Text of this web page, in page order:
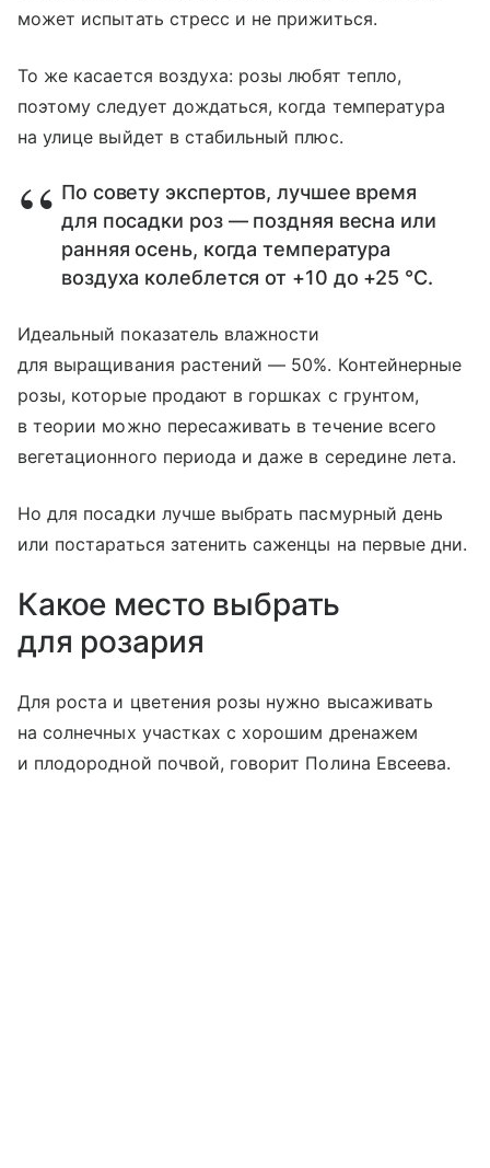
может испытать стресс и не прижиться.
То же касается воздуха: розы любят тепло,
поэтому следует дождаться, когда температура
на улице выйдет в стабильный плюс.
По совету экспертов, лучшее время
для посадки роз — поздняя весна или
ранняя осень, когда температура
воздуха колеблется от +10 до +25 °C.
Идеальный показатель влажности
для выращивания растений — 50%. Контейнерные
розы, которые продают в горшках с грунтом,
в теории можно пересаживать в течение всего
вегетационного периода и даже в середине лета.
Но для посадки лучше выбрать пасмурный день
или постараться затенить саженцы на первые дни.
Какое место выбрать
для розария
Для роста и цветения розы нужно высаживать
на солнечных участках с хорошим дренажем
и плодородной почвой, говорит Полина Евсеева.